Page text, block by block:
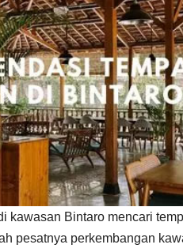
kawasan Bintaro mencari
pesatnya perkembangan